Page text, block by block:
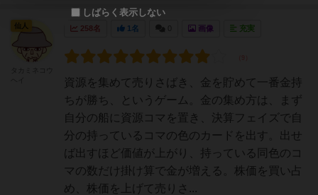
258名 1名 画像 充実
資源を集めて売りさばき、金を貯めて一番金持
ちが勝ち、というゲーム。金の集め方は、まず
自分の船に資源コマを置き、決算フェイズで自
分の持っているコマの色のカードを出す。出せ
ば出すほど価値が上がり、持っている同色のコ
マの数だけ掛け算で金が増える。株価を買い占
め、株価を上げて売りさ...
仙人
しばらく表示しない